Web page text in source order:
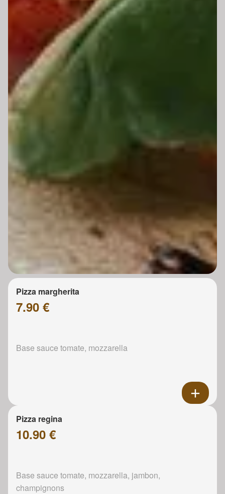
Pizza margherita
7.90 €
Base sauce tomate, mozzarella
Pizza regina
10.90 €
Base sauce tomate, mozzarella, jambon,
champignons